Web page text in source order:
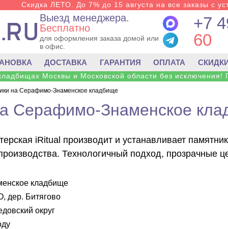
Скидка ЛЕТО. До 7% до 15 августа на все заказы с
Выезд менеджера.
Бесплатно
для оформления заказа домой или
в офис.
+7
60
ДОСТАВКА ГАРАНТИЯ ОПЛАТА
Москвы и Московской области без исключения!
на Серафимо-Знаменское кладбище
Серафимо-Знаменское
iRitual производит и устанавливает
Технологичный подход, прозрачные
кладбище
дер. Битягово
округ